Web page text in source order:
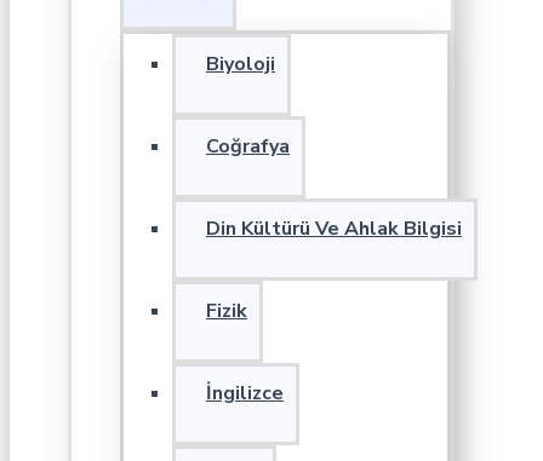
Biyoloji
Coğrafya
Din Kültürü Ve Ahlak Bilgisi
Fizik
İngilizce